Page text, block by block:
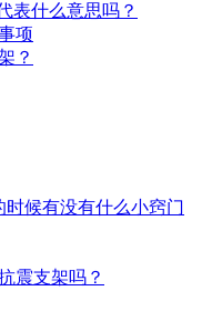
表什么意思吗？
项
？
候有没有什么小窍门
震支架吗？